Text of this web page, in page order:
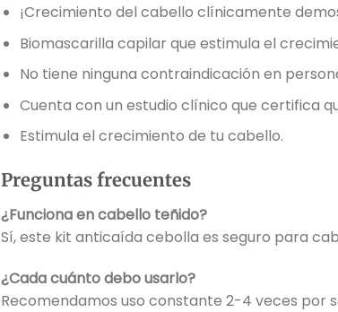
¡Crecimiento del cabello clínicamente
Biomascarilla capilar que estimula el
No tiene ninguna contraindicación en
Cuenta con un estudio clínico que certifica
Estimula el crecimiento de tu cabello.
Preguntas frecuentes
¿Funciona en cabello teñido?
Sí, este kit anticaída cebolla es seguro para
¿Cada cuánto debo usarlo?
Recomendamos uso constante 2-4 veces por